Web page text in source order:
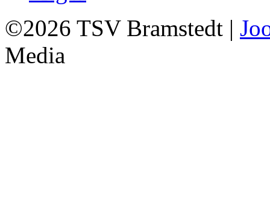
©2026 TSV Bramstedt |
Media